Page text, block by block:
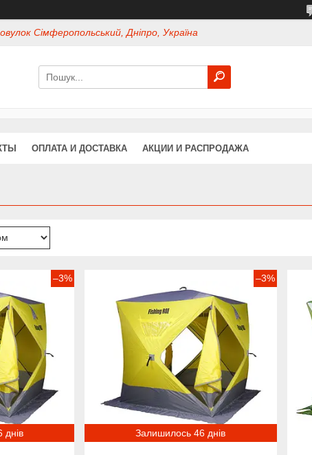
Сімферопольський, Дніпро, Україна
ОПЛАТА И ДОСТАВКА АКЦИИ И РАСПРОДАЖА
–3%
днів
–3%
Залишилось 46 днів